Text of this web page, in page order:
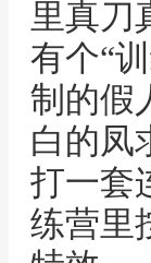
里真刀
有个“
制的假
白的凤
打一套
练营里